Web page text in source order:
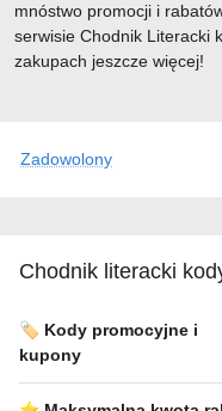
Zadowolony
Chodnik literacki
🏷️ Kody promocyjne i
kupony
mnóstwo promocji i
serwisie Chodnik Literacki
zakupach jeszcze więcej!